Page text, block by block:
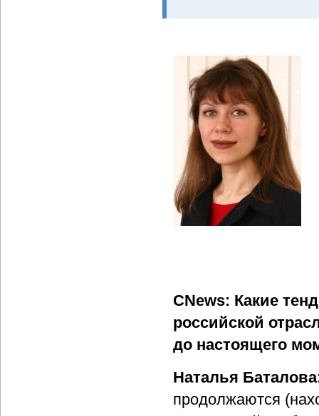
CNews: Какие
российской
до настоящего
Наталья
продолжаются